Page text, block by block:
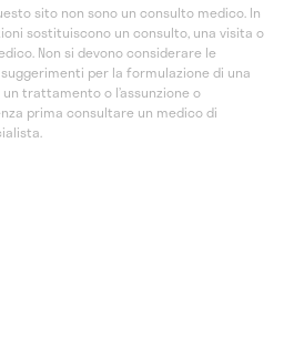
sito non sono un consulto medico. In
sostituiscono un consulto, una visita o
Non si devono considerare le
per la formulazione di una
trattamento o l’assunzione o
prima consultare un medico di